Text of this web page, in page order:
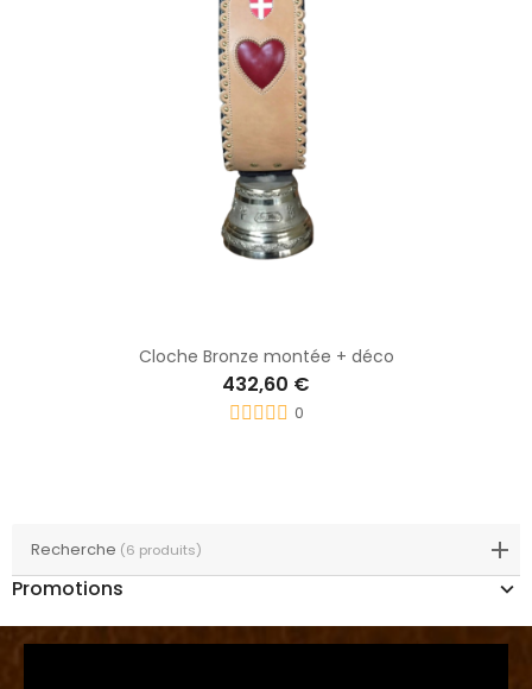
Recherche (6 produits)
Promotions
Cloche Bronze montée + déco
432,60 €
0